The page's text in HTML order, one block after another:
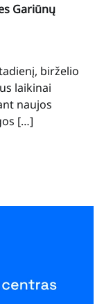
Gariūnų
birželio
laikinai
naujos
[…]